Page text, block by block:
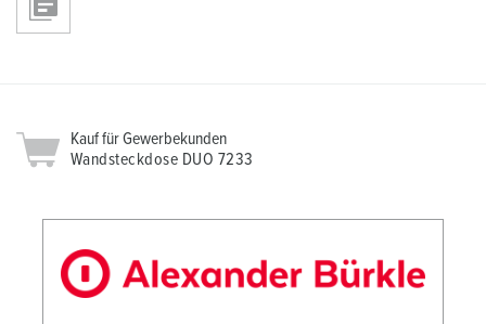
Kauf für Gewerbekunden
Wandsteckdose DUO 7233